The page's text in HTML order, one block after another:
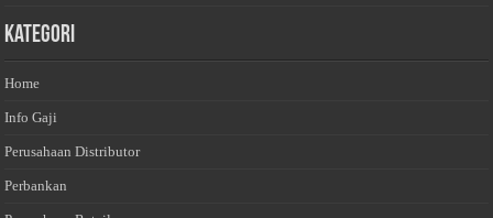
Kategori
Home
Info Gaji
Perusahaan Distributor
Perbankan